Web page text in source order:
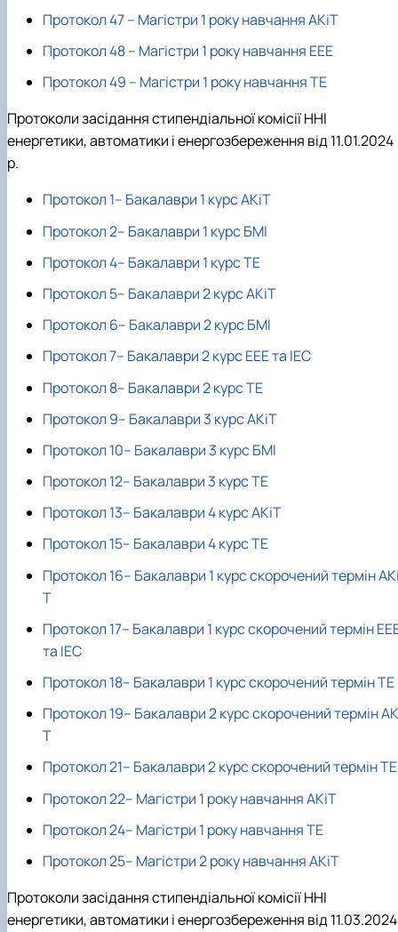
Протокол 47 – Магістри 1 року навчання АКіТ
Протокол 48 – Магістри 1 року навчання ЕЕЕ
Протокол 49 – Магістри 1 року навчання ТЕ
Протоколи засідання стипендіальної комісії ННІ
енергетики, автоматики і енергозбереження від 11.01.2024
р.
Протокол 1– Бакалаври 1 курс АКіТ
Протокол 2– Бакалаври 1 курс БМІ
Протокол 4– Бакалаври 1 курс ТЕ
Протокол 5– Бакалаври 2 курс АКіТ
Протокол 6– Бакалаври 2 курс БМІ
Протокол 7– Бакалаври 2 курс ЕЕЕ та ІЕС
Протокол 8– Бакалаври 2 курс ТЕ
Протокол 9– Бакалаври 3 курс АКіТ
Протокол 10– Бакалаври 3 курс БМІ
Протокол 12– Бакалаври 3 курс ТЕ
Протокол 13– Бакалаври 4 курс АКіТ
Протокол 15– Бакалаври 4 курс ТЕ
Протокол 16– Бакалаври 1 курс скорочений термін
Т
Протокол 17– Бакалаври 1 курс скорочений термін
та ІЕС
Протокол 18– Бакалаври 1 курс скорочений термін ТЕ
Протокол 19– Бакалаври 2 курс скорочений термін
Т
Протокол 21– Бакалаври 2 курс скорочений термін ТЕ
Протокол 22– Магістри 1 року навчання АКіТ
Протокол 24– Магістри 1 року навчання ТЕ
Протокол 25– Магістри 2 року навчання АКіТ
Протоколи засідання стипендіальної комісії ННІ
енергетики, автоматики і енергозбереження від